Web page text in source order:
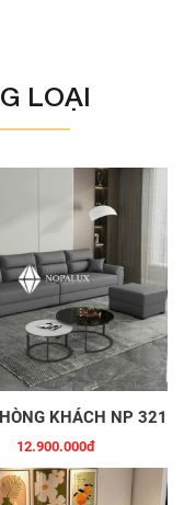
LOẠI
KHÁCH NP 321
12.900.000đ